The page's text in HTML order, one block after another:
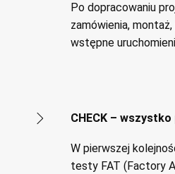
Po dopracowaniu
zamówienia,
wstępne
CHECK –
W pierwszej
testy FAT (Factory